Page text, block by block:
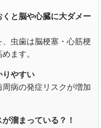
と脳や心臓に大ダメー
虫歯は脳梗塞・心筋梗
ます。
りやすい
病の発症リスクが増加
溜まっている？！